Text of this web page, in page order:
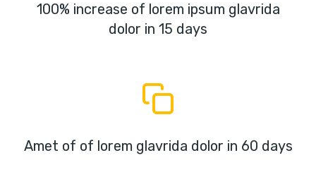
100% increase of lorem ipsum glavrida
dolor in 15 days
Amet of of lorem glavrida dolor in 60 days